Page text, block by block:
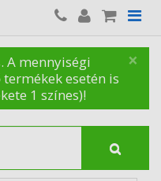
×
A mennyiségi
esetén is
1 színes)!